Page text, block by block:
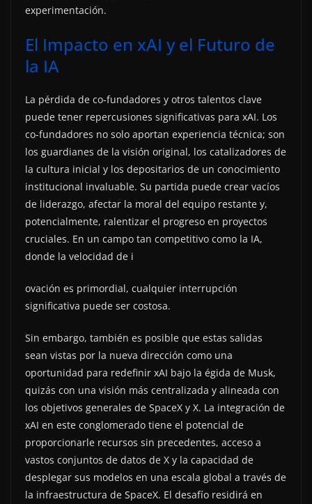
experimentación.
El Impacto en xAI y el Futuro de
la IA
La pérdida de co-fundadores y otros talentos clave
puede tener repercusiones significativas para xAI. Los
co-fundadores no solo aportan experiencia técnica; son
los guardianes de la visión original, los catalizadores de
la cultura inicial y los depositarios de un conocimiento
institucional invaluable. Su partida puede crear vacíos
de liderazgo, afectar la moral del equipo restante y,
potencialmente, ralentizar el progreso en proyectos
cruciales. En un campo tan competitivo como la IA,
donde la velocidad de i
ovación es primordial, cualquier interrupción
significativa puede ser costosa.
Sin embargo, también es posible que estas salidas
sean vistas por la nueva dirección como una
oportunidad para redefinir xAI bajo la égida de Musk,
quizás con una visión más centralizada y alineada con
los objetivos generales de SpaceX y X. La integración de
xAI en este conglomerado tiene el potencial de
proporcionarle recursos sin precedentes, acceso a
vastos conjuntos de datos de X y la capacidad de
desplegar sus modelos en una escala global a través de
la infraestructura de SpaceX. El desafío residirá en